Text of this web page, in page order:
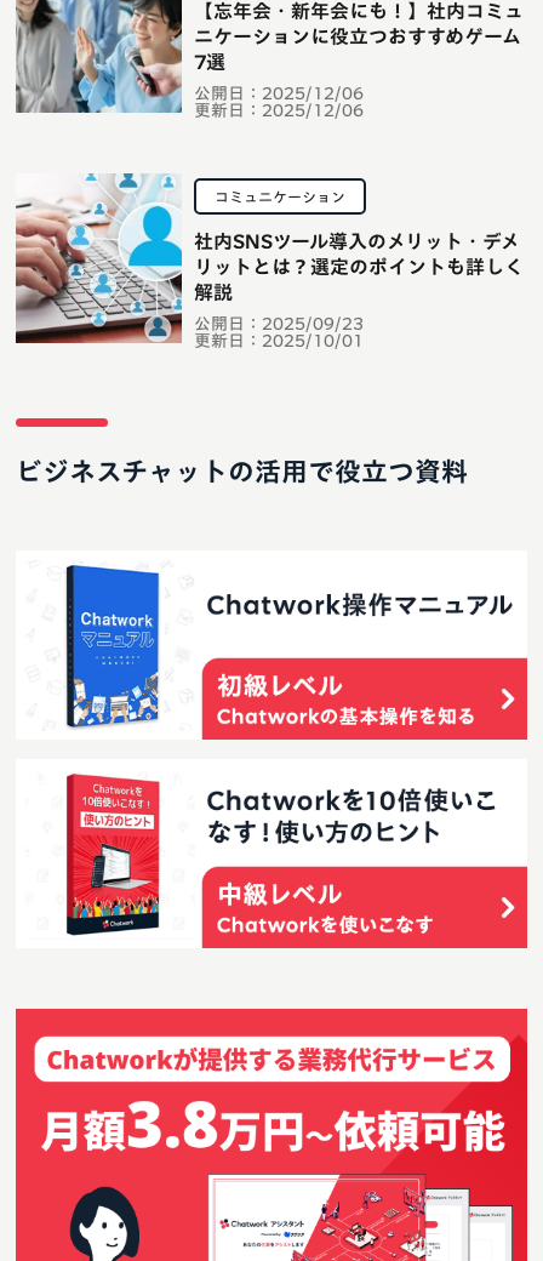
公開日： 2025/12/06
更新日： 2025/12/06
【忘年会・新年会にも！】社内コミュ
ニケーションに役立つおすすめゲーム
7選
コミュニケーション
公開日： 2025/09/23
更新日： 2025/10/01
社内SNSツール導入のメリット・デメ
リットとは？選定のポイントも詳しく
解説
ビジネスチャットの活用で役立つ資料